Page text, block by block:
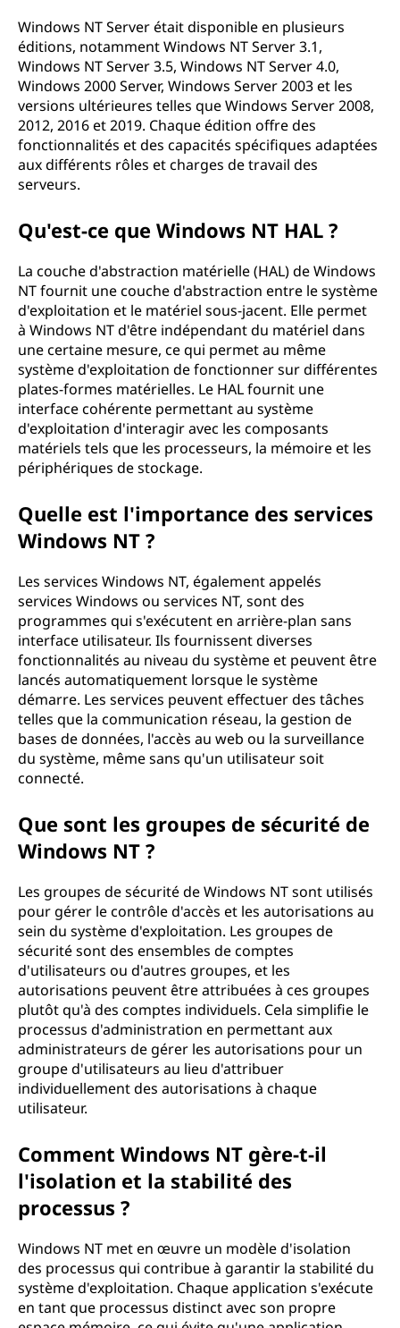
Windows NT Server était disponible en plusieurs
éditions, notamment Windows NT Server 3.1,
Windows NT Server 3.5, Windows NT Server 4.0,
Windows 2000 Server, Windows Server 2003 et les
versions ultérieures telles que Windows Server 2008,
2012, 2016 et 2019. Chaque édition offre des
fonctionnalités et des capacités spécifiques adaptées
aux différents rôles et charges de travail des
serveurs.
Qu'est-ce que Windows NT HAL ?
La couche d'abstraction matérielle (HAL) de Windows
NT fournit une couche d'abstraction entre le système
d'exploitation et le matériel sous-jacent. Elle permet
à Windows NT d'être indépendant du matériel dans
une certaine mesure, ce qui permet au même
système d'exploitation de fonctionner sur différentes
plates-formes matérielles. Le HAL fournit une
interface cohérente permettant au système
d'exploitation d'interagir avec les composants
matériels tels que les processeurs, la mémoire et les
périphériques de stockage.
Quelle est l'importance des services
Windows NT ?
Les services Windows NT, également appelés
services Windows ou services NT, sont des
programmes qui s'exécutent en arrière-plan sans
interface utilisateur. Ils fournissent diverses
fonctionnalités au niveau du système et peuvent être
lancés automatiquement lorsque le système
démarre. Les services peuvent effectuer des tâches
telles que la communication réseau, la gestion de
bases de données, l'accès au web ou la surveillance
du système, même sans qu'un utilisateur soit
connecté.
Que sont les groupes de sécurité de
Windows NT ?
Les groupes de sécurité de Windows NT sont utilisés
pour gérer le contrôle d'accès et les autorisations au
sein du système d'exploitation. Les groupes de
sécurité sont des ensembles de comptes
d'utilisateurs ou d'autres groupes, et les
autorisations peuvent être attribuées à ces groupes
plutôt qu'à des comptes individuels. Cela simplifie le
processus d'administration en permettant aux
administrateurs de gérer les autorisations pour un
groupe d'utilisateurs au lieu d'attribuer
individuellement des autorisations à chaque
utilisateur.
Comment Windows NT gère-t-il
l'isolation et la stabilité des
processus ?
Windows NT met en œuvre un modèle d'isolation
des processus qui contribue à garantir la stabilité du
système d'exploitation. Chaque application s'exécute
en tant que processus distinct avec son propre